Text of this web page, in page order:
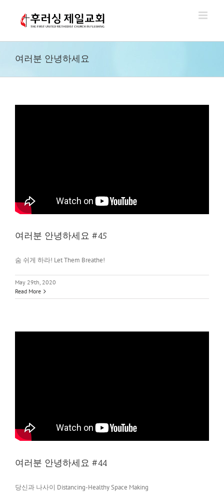
여러분 안녕하세요
여러분 안녕하세요 #45
숨 쉬게 하라! Let Them Breathe!
May 29th, 2020
Read More
여러분 안녕하세요 #44
당신과 나사이 Distancing-Healthy Space Making